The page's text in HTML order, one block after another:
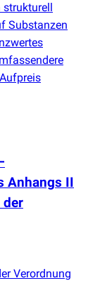
Substanzen
Anhangs II
der
Verordnung